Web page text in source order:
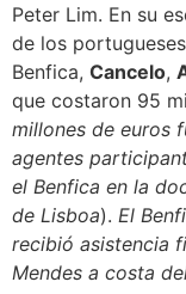
Peter Lim. En su
de los
Benfica, Cancelo,
que costaron 95
millones de euros
agentes
el Benfica en la
de Lisboa). El
recibió asistencia
Mendes a costa